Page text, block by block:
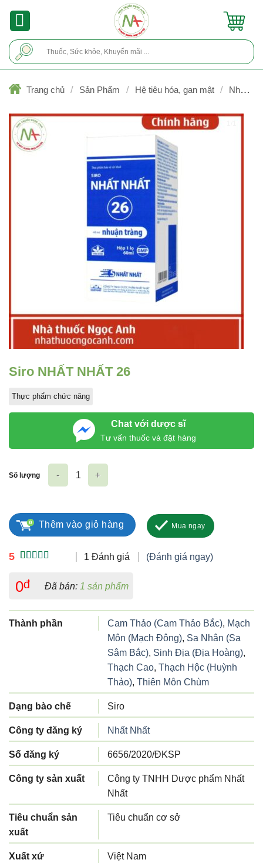
Trang chủ / Sản Phẩm / Hệ tiêu hóa, gan mật /
Nhuận
Siro NHẤT NHẤT 26
Thực phẩm chức năng
Chat với dược sĩ
Tư vấn thuốc và đặt hàng
5
dựa trên
đánh giá
1 Đánh giá (Đánh giá ngay)
0đ Đã bán: 1 sản phẩm
Thành phần Cam Thảo (Cam Thảo Bắc), Mạch
Môn (Mạch Đông), Sa Nhân (Sa
Sâm Bắc), Sinh Địa (Địa Hoàng),
Thạch Cao, Thạch Hộc (Huỳnh
Thảo), Thiên Môn Chùm
Dạng bào chế Siro
Công ty đăng ký Nhất Nhất
Số đăng ký 6656/2020/ĐKSP
Công ty sản xuất
Công ty TNHH Dược phẩm Nhất
Nhất
Tiêu chuẩn sản
xuất
Tiêu chuẩn cơ sở
Xuất xứ Việt Nam
Số lượng
Thêm vào giỏ hàng Mua ngay